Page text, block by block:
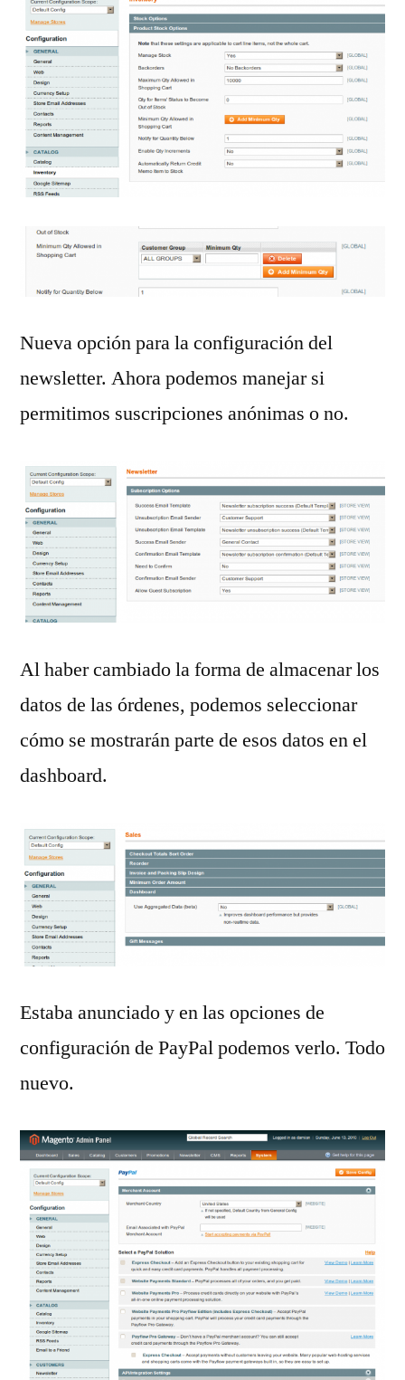
Nueva opción para la configuración del
newsletter. Ahora podemos manejar si
permitimos suscripciones anónimas o no.
Al haber cambiado la forma de almacenar los
datos de las órdenes, podemos seleccionar
cómo se mostrarán parte de esos datos en el
dashboard.
Estaba anunciado y en las opciones de
configuración de PayPal podemos verlo. Todo
nuevo.